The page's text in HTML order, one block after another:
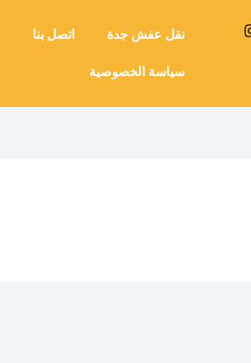
نقل عفش جدة اتصل بنا
سياسة الخصوصية